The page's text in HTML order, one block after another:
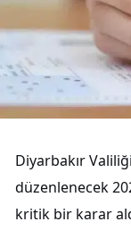
Diyarbakır
düzenlenecek
kritik bir karar